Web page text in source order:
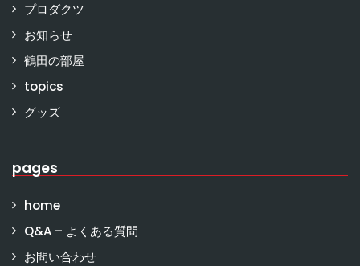
プロダクツ
お知らせ
鶴田の部屋
topics
グッズ
pages
home
Q&A – よくある質問
お問い合わせ